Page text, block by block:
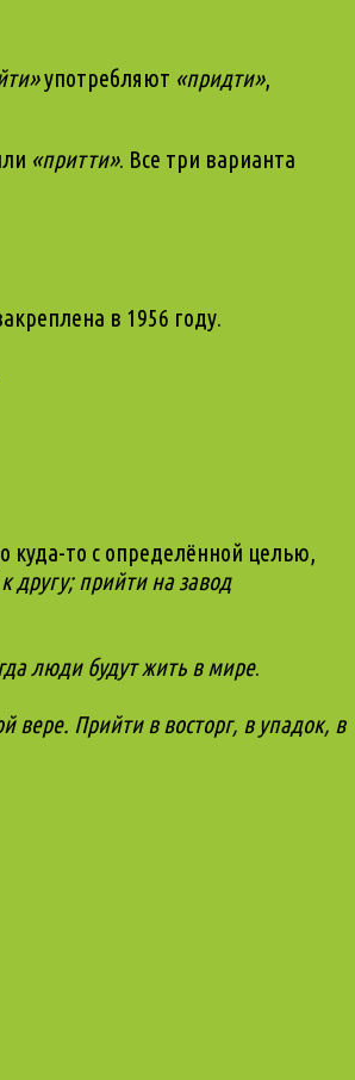
употребляют «придти»,
«притти». Все три варианта
в 1956 году.
куда-то с определённой целью,
другу; прийти на завод
люди будут жить в мире.
вере. Прийти в восторг, в упадок, в